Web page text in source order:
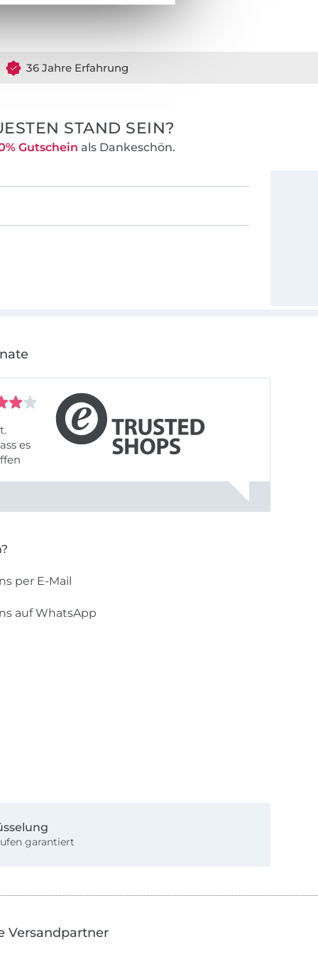
36 Jahre Erfahrung
STAND SEIN?
Gutschein als Dankeschön.
es
per E-Mail
auf WhatsApp
garantiert
Versandpartner